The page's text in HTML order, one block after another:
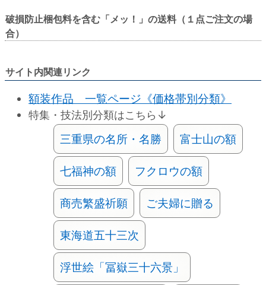
破損防止梱包料を含む「メッ！」の送料（１点ご注文の場
合）
サイト内関連リンク
額装作品 一覧ページ《価格帯別分類》
特集・技法別分類はこちら↓
三重県の名所・名勝 富士山の額
七福神の額 フクロウの額
商売繁盛祈願 ご夫婦に贈る
東海道五十三次
浮世絵「冨嶽三十六景」